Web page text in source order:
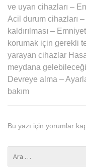
ve uyarı cihazları –
Acil durum cihazları
kaldırılması –
korumak için gerekli
yarayan cihazlar
meydana
Devreye alma –
bakım
Bu yazı için yorumlar